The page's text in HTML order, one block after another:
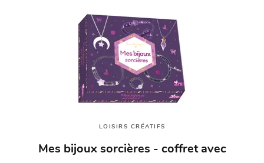
LOISIRS CRÉATIFS
Mes bijoux sorcières - coffret avec